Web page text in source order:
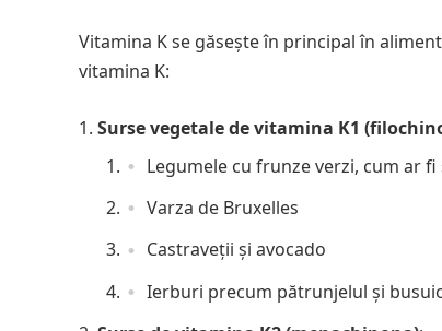
Vitamina K se găsește în principal în
vitamina K:
Surse vegetale de vitamina K1
Legumele cu frunze verzi, cum ar
Varza de Bruxelles
Castraveții și avocado
Ierburi precum pătrunjelul și